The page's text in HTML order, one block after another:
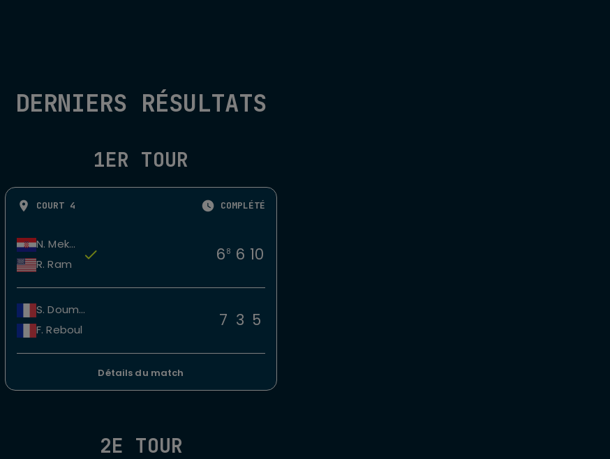
DERNIERS RÉSULTATS
1ER TOUR
COURT 4 COMPLÉTÉ
N. Mektic
R. Ram
68 6 10
S. Doumbia
F. Reboul
7 3 5
Détails du match
2E TOUR